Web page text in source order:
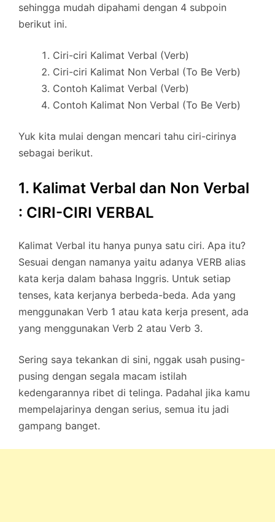
sehingga mudah dipahami dengan 4 subpoin
berikut ini.
Ciri-ciri Kalimat Verbal (Verb)
Ciri-ciri Kalimat Non Verbal (To Be Verb)
Contoh Kalimat Verbal (Verb)
Contoh Kalimat Non Verbal (To Be Verb)
Yuk kita mulai dengan mencari tahu ciri-cirinya
sebagai berikut.
1. Kalimat Verbal dan Non Verbal
: CIRI-CIRI VERBAL
Kalimat Verbal itu hanya punya satu ciri. Apa itu?
Sesuai dengan namanya yaitu adanya VERB alias
kata kerja dalam bahasa Inggris. Untuk setiap
tenses, kata kerjanya berbeda-beda. Ada yang
menggunakan Verb 1 atau kata kerja present, ada
yang menggunakan Verb 2 atau Verb 3.
Sering saya tekankan di sini, nggak usah pusing-
pusing dengan segala macam istilah
kedengarannya ribet di telinga. Padahal jika kamu
mempelajarinya dengan serius, semua itu jadi
gampang banget.